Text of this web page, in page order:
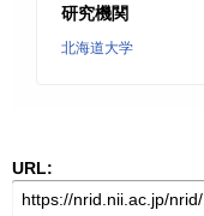
研究機関
北海道大学
URL: